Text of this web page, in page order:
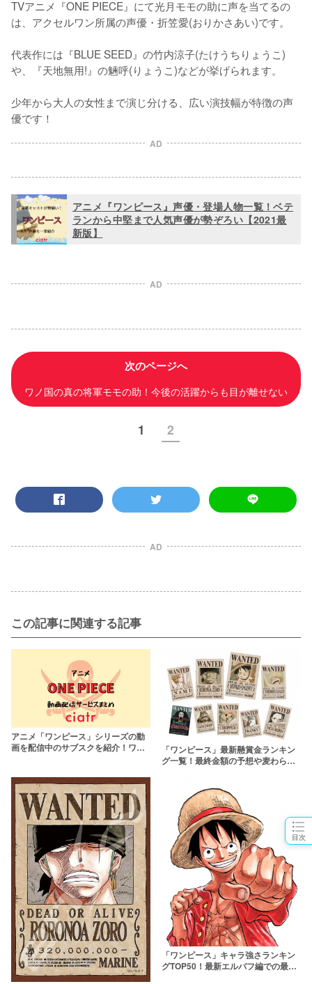
目次
TVアニメ『ONE PIECE』にて光月モモの助に声を当てるの
は、アクセルワン所属の声優・折笠愛(おりかさあい)です。
代表作には『BLUE SEED』の竹内涼子(たけうちりょうこ)
や、『天地無用!』の魎呼(りょうこ)などが挙げられます。
少年から大人の女性まで演じ分ける、広い演技幅が特徴の声
優です！
AD
アニメ『ワンピース』声優・登場人物一覧！ベテ
ランから中堅まで人気声優が勢ぞろい【2021最
新版】
AD
次のページへ
ワノ国の真の将軍モモの助！今後の活躍からも目が離せない
1 2
AD
この記事に関連する記事
アニメ「ワンピース」シリーズの動
画を配信中のサブスクを紹介！ワノ
「ワンピース」最新懸賞金ランキン
グ一覧！最終金額の予想や麦わらの
「ワンピース」キャラ強さランキン
グTOP50！最新エルバフ編での最強